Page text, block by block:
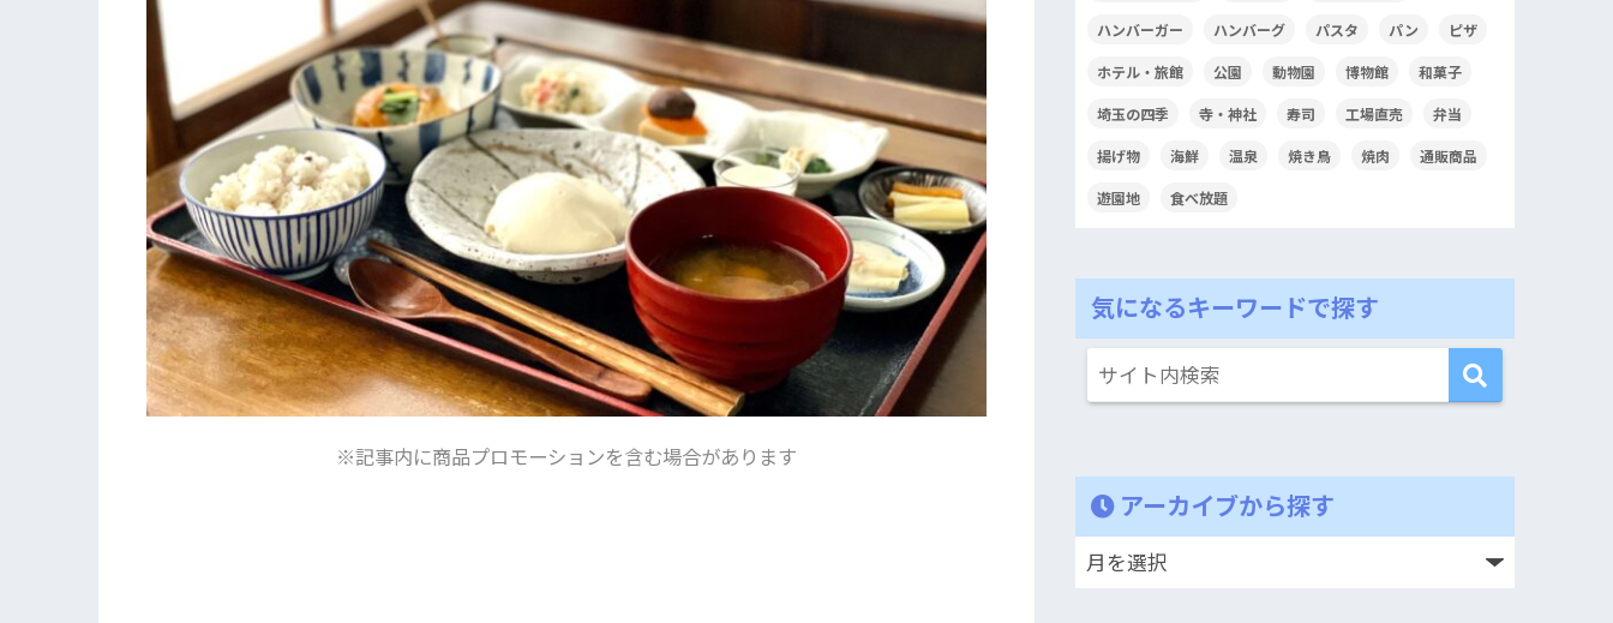
※記事内に商品プロモーションを含む場合があります
ハンバーガー ハンバーグ パスタ パン ピザ
ホテル・旅館 公園 動物園 博物館 和菓子
埼玉の四季 寺・神社 寿司 工場直売 弁当
揚げ物 海鮮 温泉 焼き鳥 焼肉 通販商品
遊園地 食べ放題
気になるキーワードで探す
アーカイブから探す